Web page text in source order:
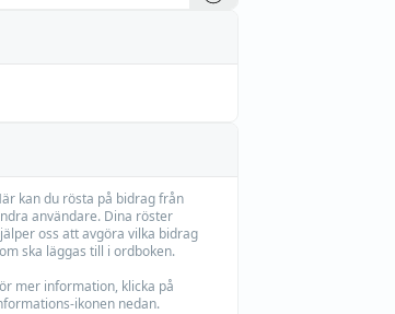
kan du rösta på bidrag från
användare. Dina röster
oss att avgöra vilka bidrag
ska läggas till i ordboken.
mer information, klicka på
ikonen nedan.